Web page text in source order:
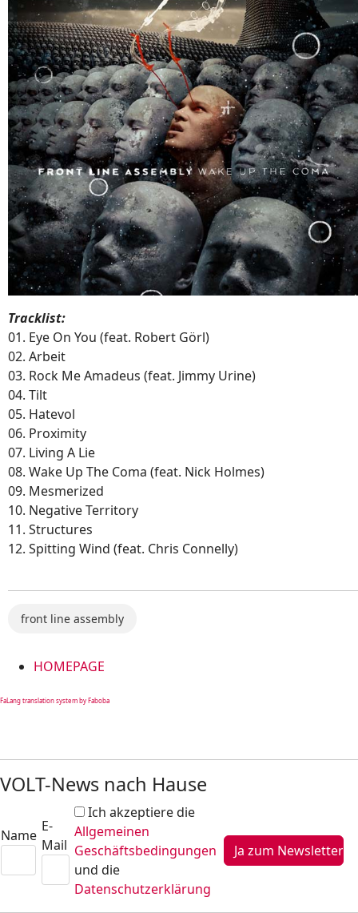
Tracklist:
01. Eye On You (feat. Robert Görl)
02. Arbeit
03. Rock Me Amadeus (feat. Jimmy Urine)
04. Tilt
05. Hatevol
06. Proximity
07. Living A Lie
08. Wake Up The Coma (feat. Nick Holmes)
09. Mesmerized
10. Negative Territory
11. Structures
12. Spitting Wind (feat. Chris Connelly)
front line assembly
HOMEPAGE
FaLang translation system by Faboba
VOLT-News nach Hause
Name
E-
Mail
Ich akzeptiere die
Allgemeinen
Geschäftsbedingungen
und die
Datenschutzerklärung